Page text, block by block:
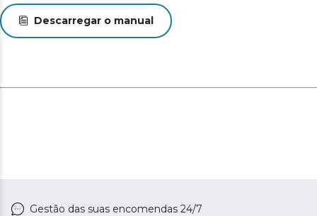
Descarregar o manual
Gestão das suas encomendas 24/7